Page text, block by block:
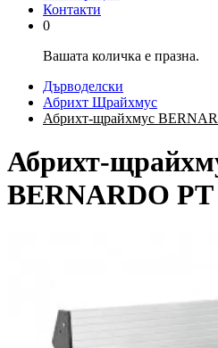
Контакти
0
Вашата количка е празна.
Дърводелски
Абрихт Щрайхмус
Абрихт-щрайхмус
Абрихт-
BERNARDO PT